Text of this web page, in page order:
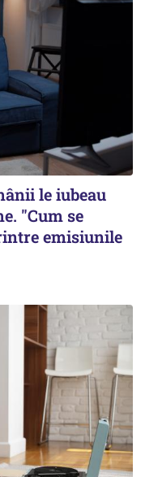
le iubeau
"Cum se
emisiunile